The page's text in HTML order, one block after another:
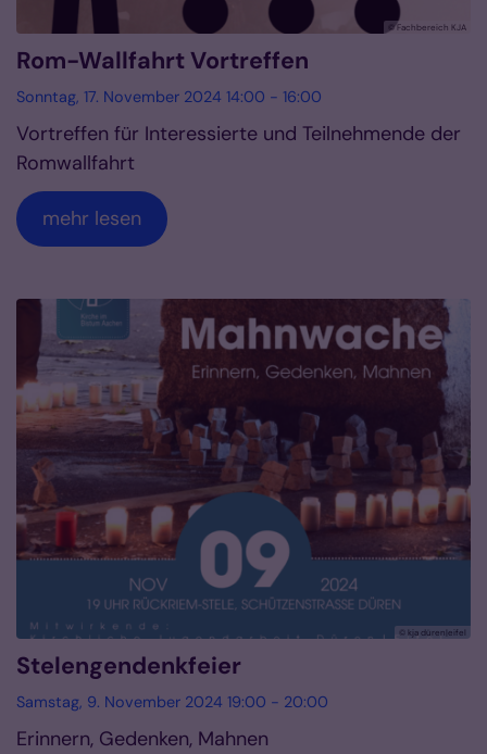
© Fachbereich KJA
Rom-Wallfahrt Vortreffen
Sonntag, 17. November 2024 14:00 - 16:00
Vortreffen für Interessierte und Teilnehmende der
Romwallfahrt
mehr lesen
© kja düren|eifel
Stelengendenkfeier
Samstag, 9. November 2024 19:00 - 20:00
Erinnern, Gedenken, Mahnen